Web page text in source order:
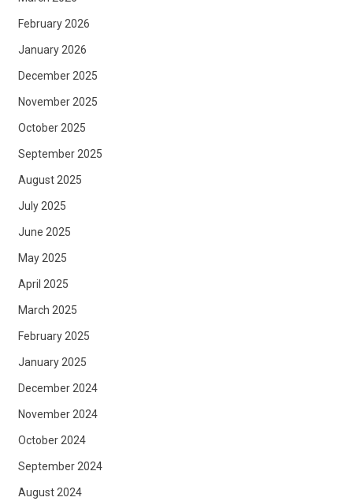
February 2026
January 2026
December 2025
November 2025
October 2025
September 2025
August 2025
July 2025
June 2025
May 2025
April 2025
March 2025
February 2025
January 2025
December 2024
November 2024
October 2024
September 2024
August 2024